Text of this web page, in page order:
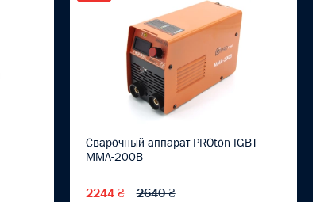
Сварочный аппарат PROton IGBT
MMA-200B
2244 ₴ 2640 ₴